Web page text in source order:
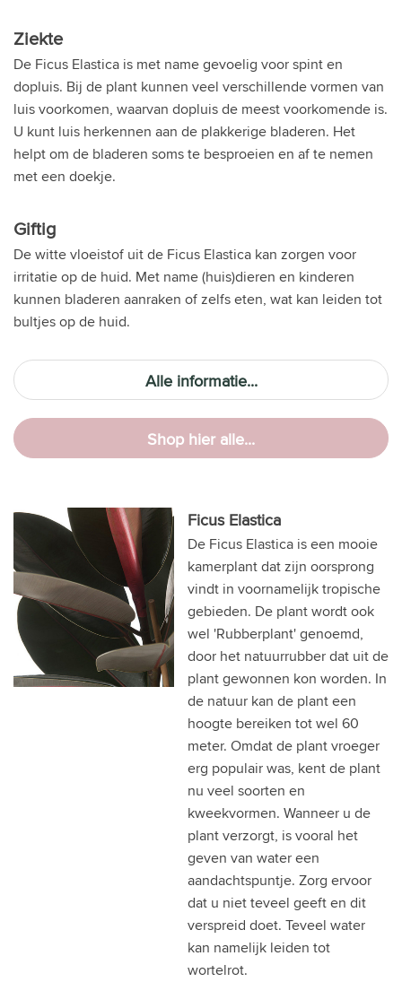
Ziekte
De Ficus Elastica is met name gevoelig voor spint en
dopluis. Bij de plant kunnen veel verschillende vormen van
luis voorkomen, waarvan dopluis de meest voorkomende is.
U kunt luis herkennen aan de plakkerige bladeren. Het
helpt om de bladeren soms te besproeien en af te nemen
met een doekje.
Giftig
De witte vloeistof uit de Ficus Elastica kan zorgen voor
irritatie op de huid. Met name (huis)dieren en kinderen
kunnen bladeren aanraken of zelfs eten, wat kan leiden tot
bultjes op de huid.
Alle informatie...
Shop hier alle...
Ficus Elastica
De Ficus Elastica is een mooie
kamerplant dat zijn oorsprong
vindt in voornamelijk tropische
gebieden. De plant wordt ook
wel 'Rubberplant' genoemd,
door het natuurrubber dat uit de
plant gewonnen kon worden. In
de natuur kan de plant een
hoogte bereiken tot wel 60
meter. Omdat de plant vroeger
erg populair was, kent de plant
nu veel soorten en
kweekvormen. Wanneer u de
plant verzorgt, is vooral het
geven van water een
aandachtspuntje. Zorg ervoor
dat u niet teveel geeft en dit
verspreid doet. Teveel water
kan namelijk leiden tot
wortelrot.